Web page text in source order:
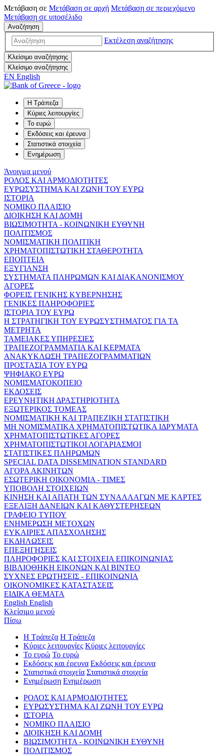
Μετάβαση σε Μετάβαση σε αρχή Μετάβαση σε περιεχόμενο
Μετάβαση σε υποσέλιδο
Αναζήτηση
Εκτέλεση αναζήτησης
Κλείσιμο αναζήτησης
Κλείσιμο αναζήτησης
EN English
Η Τράπεζα
Κύριες λειτουργίες
Το ευρώ
Εκδόσεις και έρευνα
Στατιστικά στοιχεία
Ενημέρωση
Άνοιγμα μενού
ΡΟΛΟΣ ΚΑΙ ΑΡΜΟΔΙΟΤΗΤΕΣ
ΕΥΡΩΣΥΣΤΗΜΑ ΚΑΙ ΖΩΝΗ ΤΟΥ ΕΥΡΩ
ΙΣΤΟΡΙΑ
ΝΟΜΙΚΟ ΠΛΑΙΣΙΟ
ΔΙΟΙΚΗΣΗ ΚΑΙ ΔΟΜΗ
ΒΙΩΣΙΜΟΤΗΤΑ - ΚΟΙΝΩΝΙΚΗ ΕΥΘΥΝΗ
ΠΟΛΙΤΙΣΜΟΣ
ΝΟΜΙΣΜΑΤΙΚΗ ΠΟΛΙΤΙΚΗ
ΧΡΗΜΑΤΟΠΙΣΤΩΤΙΚΗ ΣΤΑΘΕΡΟΤΗΤΑ
ΕΠΟΠΤΕΙΑ
ΕΞΥΓΙΑΝΣΗ
ΣΥΣΤΗΜΑΤΑ ΠΛΗΡΩΜΩΝ ΚΑΙ ΔΙΑΚΑΝΟΝΙΣΜΟΥ
ΑΓΟΡΕΣ
ΦΟΡΕΙΣ ΓΕΝΙΚΗΣ ΚΥΒΕΡΝΗΣΗΣ
ΓΕΝΙΚΕΣ ΠΛΗΡΟΦΟΡΙΕΣ
ΙΣΤΟΡΙΑ ΤΟΥ ΕΥΡΩ
Η ΣΤΡΑΤΗΓΙΚΗ ΤΟΥ ΕΥΡΩΣΥΣΤΗΜΑΤΟΣ ΓΙΑ ΤΑ
ΜΕΤΡΗΤΑ
ΤΑΜΕΙΑΚΕΣ ΥΠΗΡΕΣΙΕΣ
ΤΡΑΠΕΖΟΓΡΑΜΜΑΤΙΑ ΚΑΙ ΚΕΡΜΑΤΑ
ΑΝΑΚΥΚΛΩΣΗ ΤΡΑΠΕΖΟΓΡΑΜΜΑΤΙΩΝ
ΠΡΟΣΤΑΣΙΑ ΤΟΥ ΕΥΡΩ
ΨΗΦΙΑΚΟ ΕΥΡΩ
ΝΟΜΙΣΜΑΤΟΚΟΠΕΙΟ
ΕΚΔΟΣΕΙΣ
ΕΡΕΥΝΗΤΙΚΗ ΔΡΑΣΤΗΡΙΟΤΗΤΑ
ΕΞΩΤΕΡΙΚΟΣ ΤΟΜΕΑΣ
ΝΟΜΙΣΜΑΤΙΚΗ ΚΑΙ ΤΡΑΠΕΖΙΚΗ ΣΤΑΤΙΣΤΙΚΗ
ΜΗ ΝΟΜΙΣΜΑΤΙΚΑ ΧΡΗΜΑΤΟΠΙΣΤΩΤΙΚΑ ΙΔΡΥΜΑΤΑ
ΧΡΗΜΑΤΟΠΙΣΤΩΤΙΚΕΣ ΑΓΟΡΕΣ
ΧΡΗΜΑΤΟΠΙΣΤΩΤΙΚΟΙ ΛΟΓΑΡΙΑΣΜΟΙ
ΣΤΑΤΙΣΤΙΚΕΣ ΠΛΗΡΩΜΩΝ
SPECIAL DATA DISSEMINATION STANDARD
ΑΓΟΡΑ ΑΚΙΝΗΤΩΝ
ΕΣΩΤΕΡΙΚΗ ΟΙΚΟΝΟΜΙΑ - ΤΙΜΕΣ
ΥΠΟΒΟΛΗ ΣΤΟΙΧΕΙΩΝ
ΚΙΝΗΣΗ ΚΑΙ ΑΠΑΤΗ ΤΩΝ ΣΥΝΑΛΛΑΓΩΝ ΜΕ ΚΑΡΤΕΣ
ΕΞΕΛΙΞΗ ΔΑΝΕΙΩΝ ΚΑΙ ΚΑΘΥΣΤΕΡΗΣΕΩΝ
ΓΡΑΦΕΙΟ ΤΥΠΟΥ
ΕΝΗΜΕΡΩΣΗ ΜΕΤΟΧΩΝ
ΕΥΚΑΙΡΙΕΣ ΑΠΑΣΧΟΛΗΣΗΣ
ΕΚΔΗΛΩΣΕΙΣ
ΕΠΕΞΗΓΗΣΕΙΣ
ΠΛΗΡΟΦΟΡΙΕΣ ΚΑΙ ΣΤΟΙΧΕΙΑ ΕΠΙΚΟΙΝΩΝΙΑΣ
ΒΙΒΛΙΟΘΗΚΗ ΕΙΚΟΝΩΝ ΚΑΙ ΒΙΝΤΕΟ
ΣΥΧΝΕΣ ΕΡΩΤΗΣΕΙΣ - ΕΠΙΚΟΙΝΩΝΙΑ
ΟΙΚΟΝΟΜΙΚΕΣ ΚΑΤΑΣΤΑΣΕΙΣ
ΕΙΔΙΚΑ ΘΕΜΑΤΑ
English English
Κλείσιμο μενού
Πίσω
Η Τράπεζα Η Τράπεζα
Κύριες λειτουργίες Κύριες λειτουργίες
Το ευρώ Το ευρώ
Εκδόσεις και έρευνα Εκδόσεις και έρευνα
Στατιστικά στοιχεία Στατιστικά στοιχεία
Ενημέρωση Ενημέρωση
ΡΟΛΟΣ ΚΑΙ ΑΡΜΟΔΙΟΤΗΤΕΣ
ΕΥΡΩΣΥΣΤΗΜΑ ΚΑΙ ΖΩΝΗ ΤΟΥ ΕΥΡΩ
ΙΣΤΟΡΙΑ
ΝΟΜΙΚΟ ΠΛΑΙΣΙΟ
ΔΙΟΙΚΗΣΗ ΚΑΙ ΔΟΜΗ
ΒΙΩΣΙΜΟΤΗΤΑ - ΚΟΙΝΩΝΙΚΗ ΕΥΘΥΝΗ
ΠΟΛΙΤΙΣΜΟΣ